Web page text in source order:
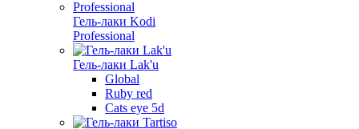
Гель-лаки Kodi
Professional
Гель-лаки Lak'u
Global
Ruby red
Cats eye 5d